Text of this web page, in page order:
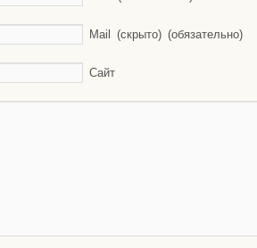
Mail (скрыто) (обязательно)
Сайт